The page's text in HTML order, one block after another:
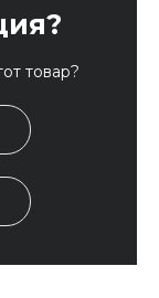
товар?